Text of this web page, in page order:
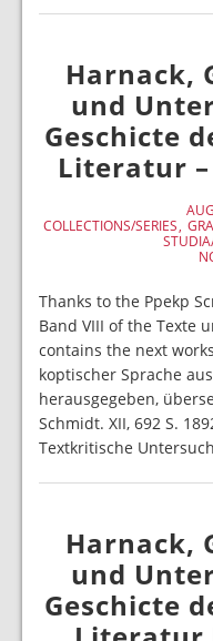
Harnack,
und
Geschicte
Literatur –
COLLECTIONS/SERIES
Thanks to the Ppekp
Band VIII of the Texte
contains the next
koptischer Sprache
herausgegeben,
Schmidt. XII, 692 S.
Textkritische
Harnack,
und
Geschicte